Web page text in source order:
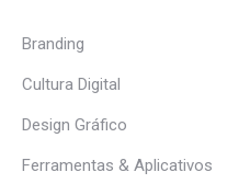
Branding
Cultura Digital
Design Gráfico
Ferramentas & Aplicativos